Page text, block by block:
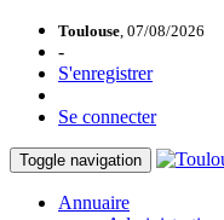
Toulouse, 07/08/2026
-
S'enregistrer
Se connecter
Toggle navigation
Annuaire